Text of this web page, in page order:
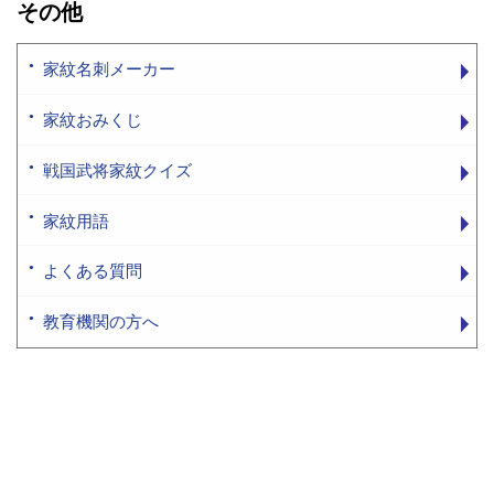
その他
家紋名刺メーカー
家紋おみくじ
戦国武将家紋クイズ
家紋用語
よくある質問
教育機関の方へ